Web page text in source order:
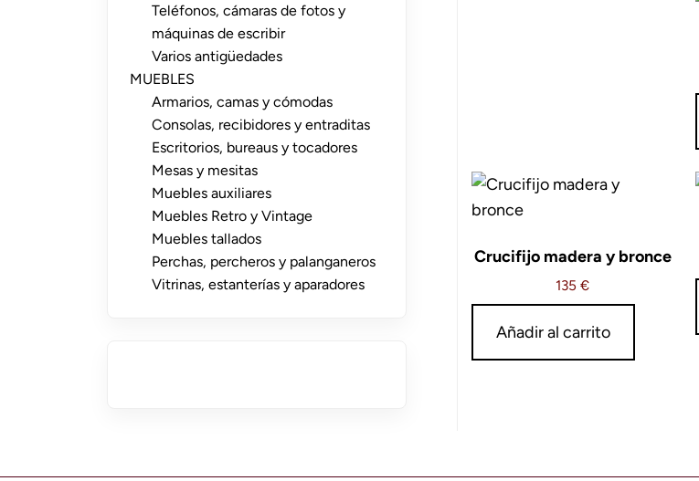
Crucifijo madera y bronce
135 €
Añadir al carrito
Teléfonos, cámaras de fotos y
máquinas de escribir
Varios antigüedades
MUEBLES
Armarios, camas y cómodas
Consolas, recibidores y entraditas
Escritorios, bureaus y tocadores
Mesas y mesitas
Muebles auxiliares
Muebles Retro y Vintage
Muebles tallados
Perchas, percheros y palanganeros
Vitrinas, estanterías y aparadores